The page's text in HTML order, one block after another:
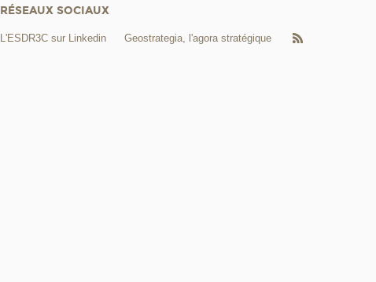
RÉSEAUX SOCIAUX
L'ESDR3C sur Linkedin Geostrategia, l'agora stratégique